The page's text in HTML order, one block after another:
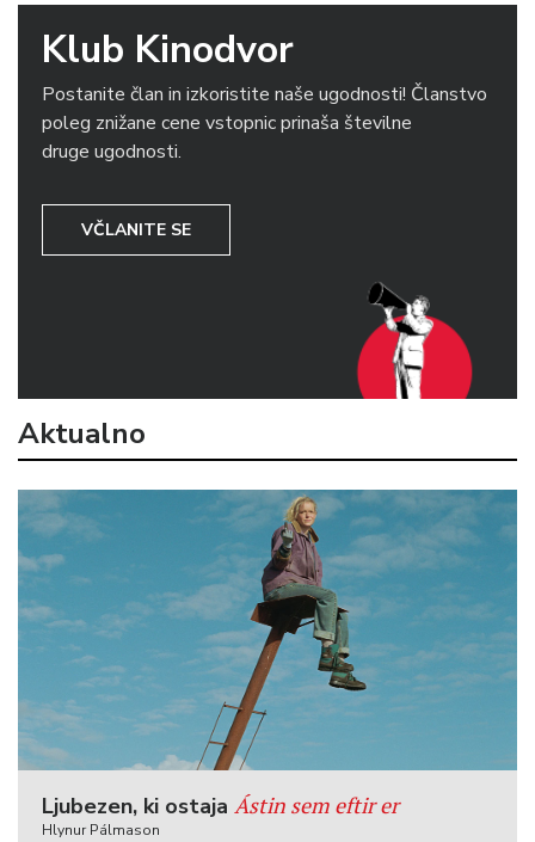
Klub Kinodvor
Postanite član in izkoristite naše ugodnosti! Članstvo
poleg znižane cene vstopnic prinaša številne
druge ugodnosti.
VČLANITE SE
Aktualno
Ljubezen, ki ostaja Ástin sem eftir er
Hlynur Pálmason